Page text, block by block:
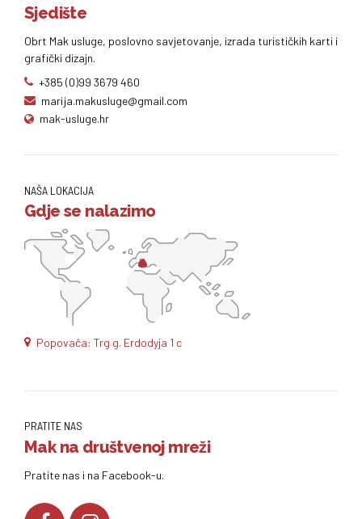
Sjedište
Obrt Mak usluge, poslovno savjetovanje, izrada turističkih karti i
grafički dizajn.
+385 (0)99 3679 460
marija.makusluge@gmail.com
mak-usluge.hr
NAŠA LOKACIJA
Gdje se nalazimo
Popovača: Trg g. Erdodyja 1 c
PRATITE NAS
Mak na društvenoj mreži
Pratite nas i na Facebook-u.